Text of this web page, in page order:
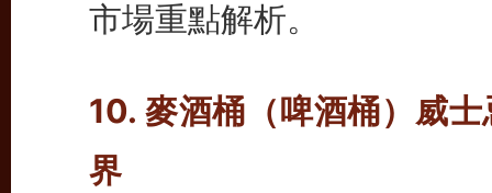
市場重點解析。
10. 麥酒桶（啤酒桶）威
界